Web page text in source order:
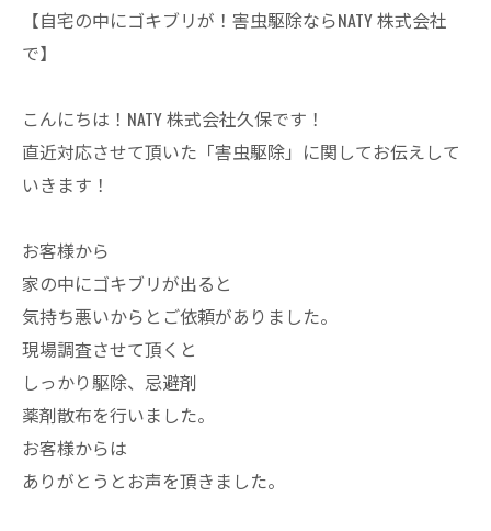
【自宅の中にゴキブリが！害虫駆除ならNATY 株式会社
で】
こんにちは！NATY 株式会社久保です！
直近対応させて頂いた「害虫駆除」に関してお伝えして
いきます！
お客様から
家の中にゴキブリが出ると
気持ち悪いからとご依頼がありました。
現場調査させて頂くと
しっかり駆除、忌避剤
薬剤散布を行いました。
お客様からは
ありがとうとお声を頂きました。